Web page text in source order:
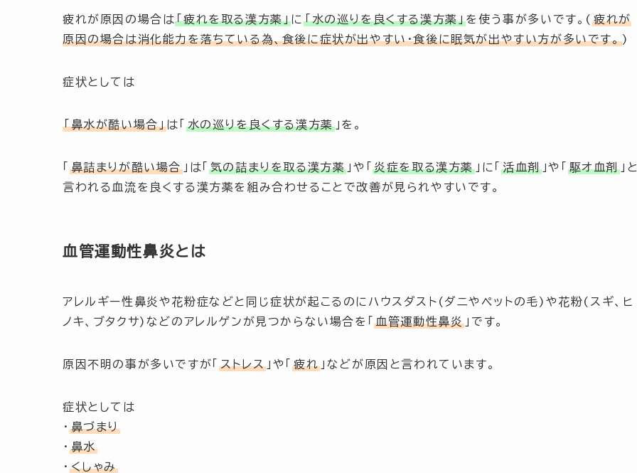
疲れが原因の場合は「疲れを取る漢方薬」に「水の巡りを良くする漢方薬」を使う事が多いです。(疲れが
原因の場合は消化能力を落ちている為、食後に症状が出やすい・食後に眠気が出やすい方が多いです。)
症状としては
「鼻水が酷い場合」は 水の巡りを良くする漢方薬」 を。
鼻詰まりが酷い場合 」 は 気の詰まりを取る漢方薬 」や 「炎症を取る漢方薬 」 に 活血剤」や 駆オ血剤」 と
言われる血流を良くする漢方薬を組み合わせることで改善が見られやすいです。
血管運動性鼻炎とは
アレルギー性鼻炎や花粉症などと同じ症状が起こるのにハウスダスト(ダニやペットの毛)や花粉(スギ、ヒ
ノキ、ブタクサ)などのアレルゲンが見つからない場合を
「血管運動性鼻炎 」 です。
原因不明の事が多いですが ストレス 」 や 「疲れ 」 などが原因と言われています。
症状としては
・ 鼻づまり
・ 鼻水
・ くしゃみ